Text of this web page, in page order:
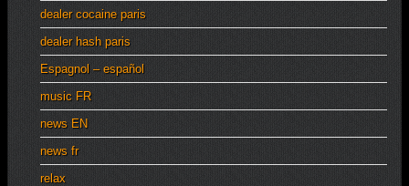
dealer cocaine paris
dealer hash paris
Espagnol – español
music FR
news EN
news fr
relax